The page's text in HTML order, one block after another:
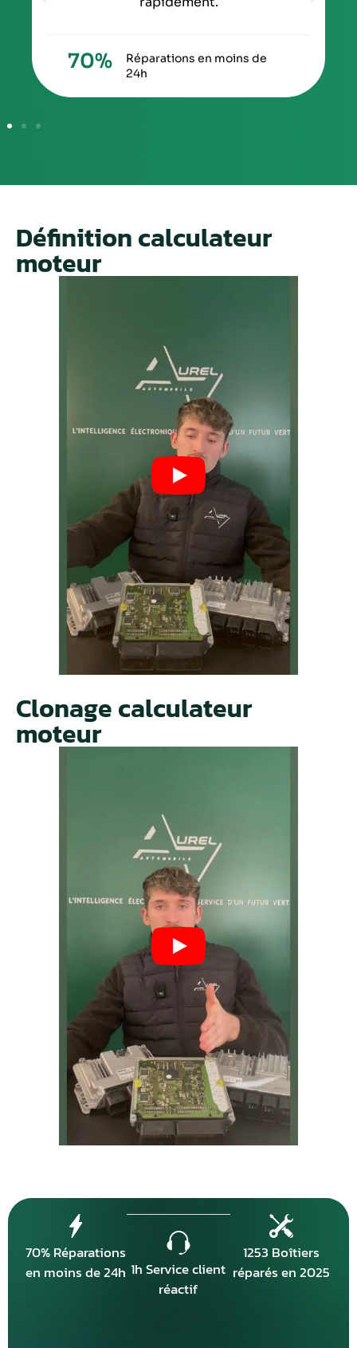
Réparations en moins de
24h
70%
Définition calculateur
moteur
Clonage calculateur
moteur
70% Réparations
en moins de 24h 1h Service client
réactif
1253 Boîtiers
réparés en 2025